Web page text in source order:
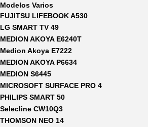
Modelos Varios
FUJITSU LIFEBOOK A530
LG SMART TV 49
MEDION AKOYA E6240T
Medion Akoya E7222
MEDION AKOYA P6634
MEDION S6445
MICROSOFT SURFACE PRO 4
PHILIPS SMART 50
Selecline CW10Q3
THOMSON NEO 14